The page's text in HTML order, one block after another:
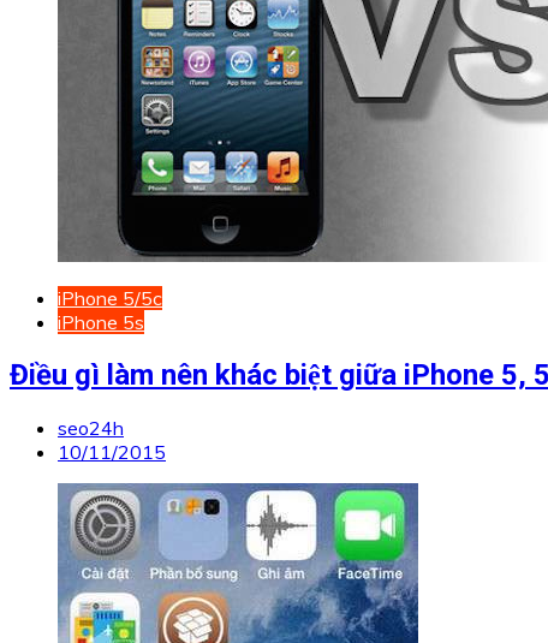
iPhone 5/5c
iPhone 5s
Điều gì làm nên khác biệt giữa iPhone 5,
seo24h
10/11/2015